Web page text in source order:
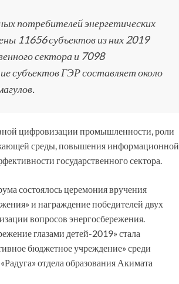
потребителей энергетических
11656 субъектов из них 2019
сектора и 7098
субъектов ГЭР составляет около
цифровизации промышленности, роли
среды, повышения информационной
государственного сектора.
состоялось церемония вручения
и награждение победителей двух
вопросов энергосбережения.
глазами детей-2019» стала
бюджетное учреждение» среди
отдела образования Акимата